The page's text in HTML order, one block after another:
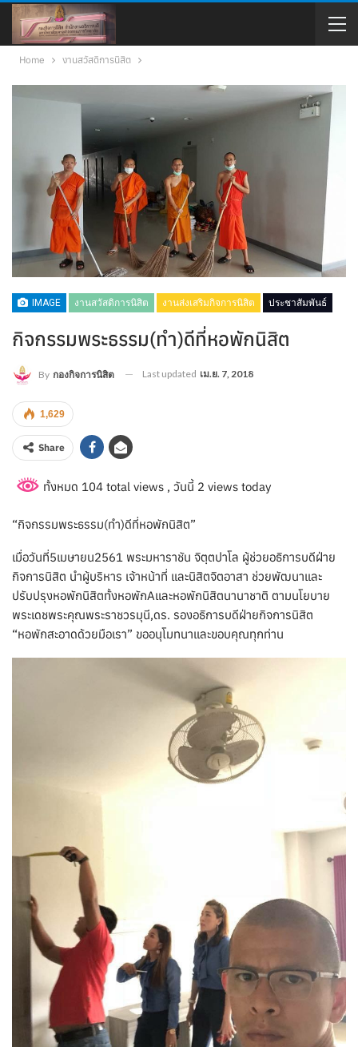
Home งานสวัสดิการนิสิต
IMAGE งานสวัสดิการนิสิต งานส่งเสริมกิจการนิสิต ประชาสัมพันธ์
กิจกรรมพระธรรม(ทำ)ดีที่หอพักนิสิต
By กองกิจการนิสิต Last updated เม.ย. 7, 2018
1,629
Share
ทั้งหมด 104 total views , วันนี้ 2 views today
“กิจกรรมพระธรรม(ทำ)ดีที่หอพักนิสิต”
เมื่อวันที่5เมษายน2561 พระมหาราชัน จิตฺตปาโล ผู้ช่วยอธิการบดีฝ่าย
กิจการนิสิต นำผู้บริหาร เจ้าหน้าที่ และนิสิตจิตอาสา ช่วยพัฒนาและ
ปรับปรุงหอพักนิสิตทั้งหอพักAและหอพักนิสิตนานาชาติ ตามนโยบาย
พระเดชพระคุณพระราชวรมุนี,ดร. รองอธิการบดีฝ่ายกิจการนิสิต
“หอพักสะอาดด้วยมือเรา” ขออนุโมทนาและขอบคุณทุกท่าน